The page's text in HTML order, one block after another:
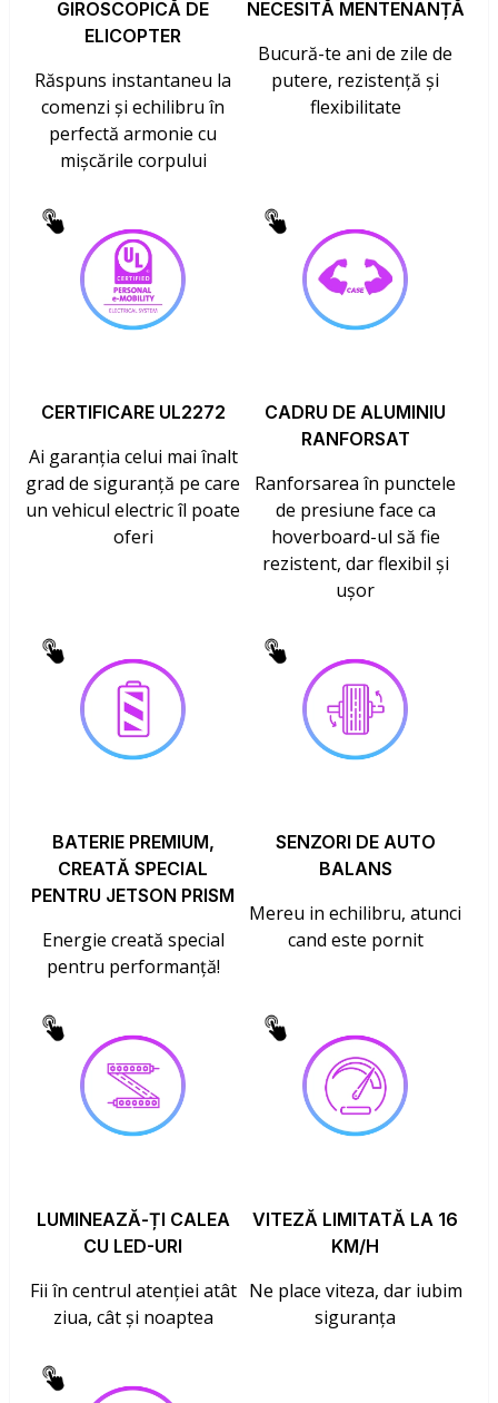
GIROSCOPICĂ DE
ELICOPTER
Răspuns instantaneu la
comenzi și echilibru în
perfectă armonie cu
mișcările corpului
NECESITĂ MENTENANȚĂ
Bucură-te ani de zile de
putere, rezistență și
flexibilitate
CERTIFICARE UL2272
Ai garanția celui mai înalt
grad de siguranță pe care
un vehicul electric îl poate
oferi
CADRU DE ALUMINIU
RANFORSAT
Ranforsarea în punctele
de presiune face ca
hoverboard-ul să fie
rezistent, dar flexibil și
ușor
BATERIE PREMIUM,
CREATĂ SPECIAL
PENTRU JETSON PRISM
Energie creată special
pentru performanță!
SENZORI DE AUTO
BALANS
Mereu in echilibru, atunci
cand este pornit
LUMINEAZĂ-ȚI CALEA
CU LED-URI
Fii în centrul atenției atât
ziua, cât și noaptea
VITEZĂ LIMITATĂ LA 16
KM/H
Ne place viteza, dar iubim
siguranța